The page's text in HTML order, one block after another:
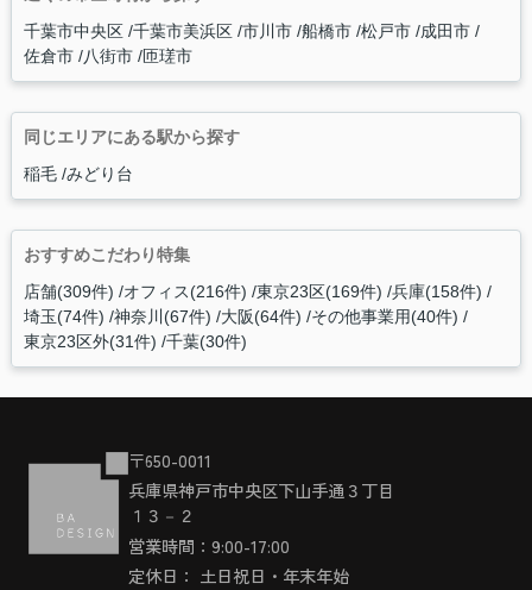
千葉市中央区 千葉市美浜区 市川市 船橋市 松戸市 成田市
佐倉市 八街市 匝瑳市
同じエリアにある駅から探す
稲毛 みどり台
おすすめこだわり特集
店舗(309件) オフィス(216件) 東京23区(169件) 兵庫(158件)
埼玉(74件) 神奈川(67件) 大阪(64件) その他事業用(40件)
東京23区外(31件) 千葉(30件)
〒650-0011
兵庫県神戸市中央区下山手通３丁目
１３－２
営業時間：9:00-17:00
定休日： 土日祝日・年末年始